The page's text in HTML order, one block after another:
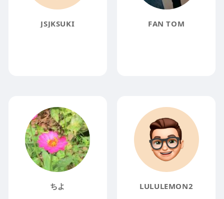
JSJKSUKI FAN TOM
ちよ LULULEMON2